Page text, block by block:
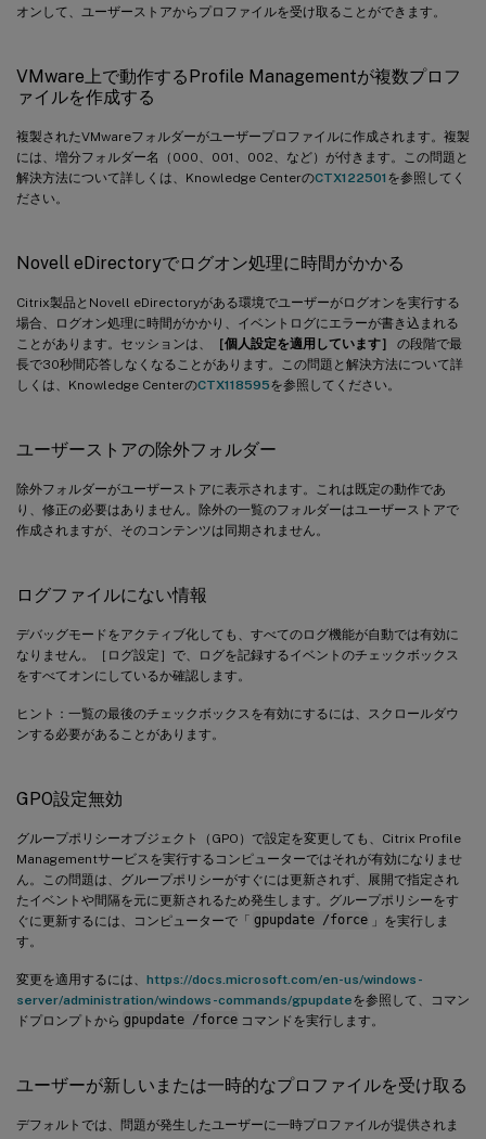
オンして、ユーザーストアからプロファイルを受け取ることができます。
VMware上で動作するProfile Managementが複数プロフ
ァイルを作成する
複製されたVMwareフォルダーがユーザープロファイルに作成されます。複製
には、増分フォルダー名（000、001、002、など）が付きます。この問題と
解決方法について詳しくは、Knowledge CenterのCTX122501 を参照してく
ださい。
Novell eDirectoryでログオン処理に時間がかかる
Citrix製品とNovell eDirectoryがある環境でユーザーがログオンを実行する
場合、ログオン処理に時間がかかり、イベントログにエラーが書き込まれる
ことがあります。セッションは、
［個人設定を適用しています］
の段階で最
長で30秒間応答しなくなることがあります。この問題と解決方法について詳
しくは、Knowledge CenterのCTX118595を参照してください。
ユーザーストアの除外フォルダー
除外フォルダーがユーザーストアに表示されます。これは既定の動作であ
り、修正の必要はありません。除外の一覧のフォルダーはユーザーストアで
作成されますが、そのコンテンツは同期されません。
ログファイルにない情報
デバッグモードをアクティブ化しても、すべてのログ機能が自動では有効に
なりません。［ログ設定］で、ログを記録するイベントのチェックボックス
をすべてオンにしているか確認します。
ヒント：一覧の最後のチェックボックスを有効にするには、スクロールダウ
ンする必要があることがあります。
GPO設定無効
グループポリシーオブジェクト（GPO）で設定を変更しても、Citrix Profile
Managementサービスを実行するコンピューターではそれが有効になりませ
ん。この問題は、グループポリシーがすぐには更新されず、展開で指定され
たイベントや間隔を元に更新されるため発生します。グループポリシーをす
ぐに更新するには、コンピューターで「 gpupdate /force 」を実行しま
す。
変更を適用するには、 https://docs.microsoft.com/en-us/windows-
server/administration/windows-commands/gpupdateを参照して、コマン
ドプロンプトから gpupdate /force コマンドを実行します。
ユーザーが新しいまたは一時的なプロファイルを受け取る
デフォルトでは、問題が発生したユーザーに一時プロファイルが提供されま